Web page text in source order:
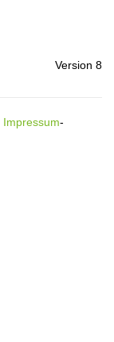
Version 8
Impressum-